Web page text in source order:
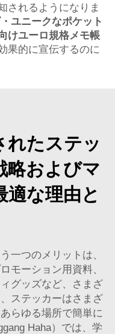
されるようになりま
ユニークなポケット
けユーロ規格メモ帳
果的に宣伝するのに
れたステッ
略およびマ
適な理由と
一つのメリットは、
モーション用資料、
グッズなど、さまざ
ステッカーはさまざ
らゆる場所で簡単に
Haha）では、学